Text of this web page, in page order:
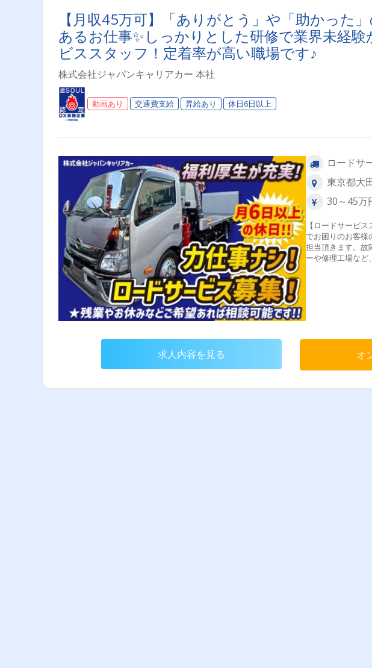
【月収45万可】「ありがとう」や「助かった
あるお仕事✨しっかりとした研修で業界未経
ビススタッフ！定着率が高い職場です♪
株式会社ジャパンキャリアカー 本社
動画あり 交通費支給 昇給あり 休日6日以上
ロードサ
東京都大
30～45万
【ロードサービス
でお困りのお客様
担当頂きます。故
ーや修理工場など
求人内容を見る オ